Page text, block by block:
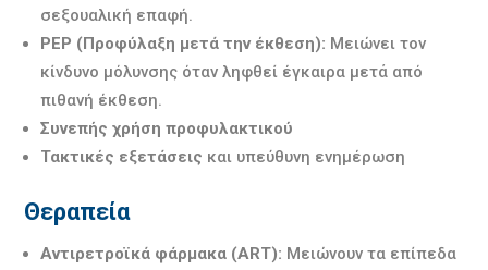
σεξουαλική επαφή.
PEP (Προφύλαξη μετά την έκθεση): Μειώνει τον
κίνδυνο μόλυνσης όταν ληφθεί έγκαιρα μετά από
πιθανή έκθεση.
Συνεπής χρήση προφυλακτικού
Τακτικές εξετάσεις και υπεύθυνη ενημέρωση
Θεραπεία
Αντιρετροϊκά φάρμακα (ART): Μειώνουν τα επίπεδα